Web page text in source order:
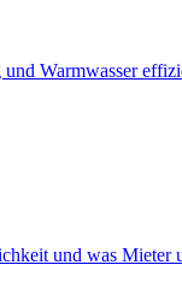
Warmwasser
und was Mieter